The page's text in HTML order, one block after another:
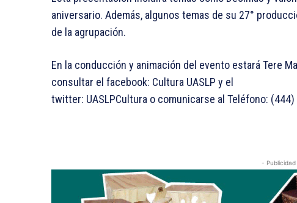
aniversario. Además, algunos temas de su 27°
de la agrupación.
En la conducción y animación del evento estará Tere
consultar el facebook: Cultura UASLP y el
twitter: UASLPCultura o comunicarse al Teléfono: (444)
-